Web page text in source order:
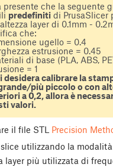
presente che la seguente
predefinitidi PrusaSlicer
layer di 0.1mm -
che:
ugello = 0.4
estrusione = 0.45
di base (PLA, ABS,
= 1
desidera calibrare la
più piccolo o con
a 0,2, allora è
valori.
il file STL Precision
utilizzando la
layer più utilizzata di